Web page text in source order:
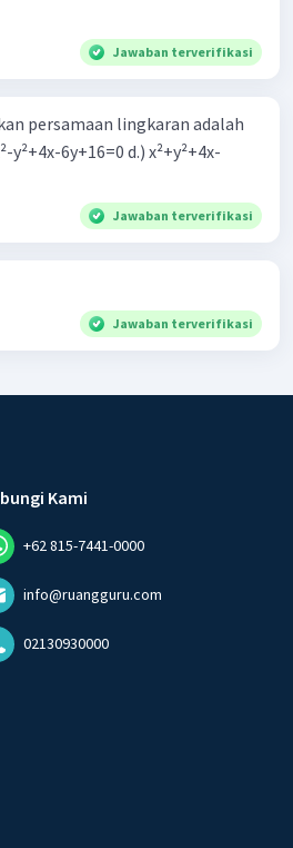
Jawaban terverifikasi
persamaan lingkaran adalah
y²+4x-6y+16=0 d.) x²+y²+4x-
Jawaban terverifikasi
Jawaban terverifikasi
Kami
+62 815-7441-0000
info@ruangguru.com
02130930000